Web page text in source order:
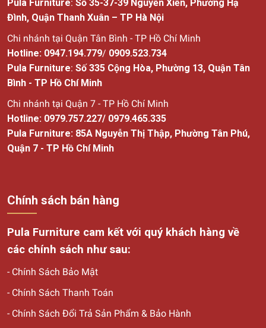
Pula Furniture: Số 35-37-39 Nguyễn Xiển, Phường Hạ
Đình, Quận Thanh Xuân – TP Hà Nội
Chi nhánh tại Quận Tân Bình - TP Hồ Chí Minh
Hotline: 0947.194.779/ 0909.523.734
Pula Furniture: Số 335 Cộng Hòa, Phường 13, Quận Tân
Bình - TP Hồ Chí Minh
Chi nhánh tại Quận 7 - TP Hồ Chí Minh
Hotline: 0979.757.227/ 0979.465.335
Pula Furniture: 85A Nguyễn Thị Thập, Phường Tân Phú,
Quận 7 - TP Hồ Chí Minh
Chính sách bán hàng
Pula Furniture cam kết với quý khách hàng về
các chính sách như sau:
- Chính Sách Bảo Mật
- Chính Sách Thanh Toán
- Chính Sách Đổi Trả Sản Phẩm & Bảo Hành